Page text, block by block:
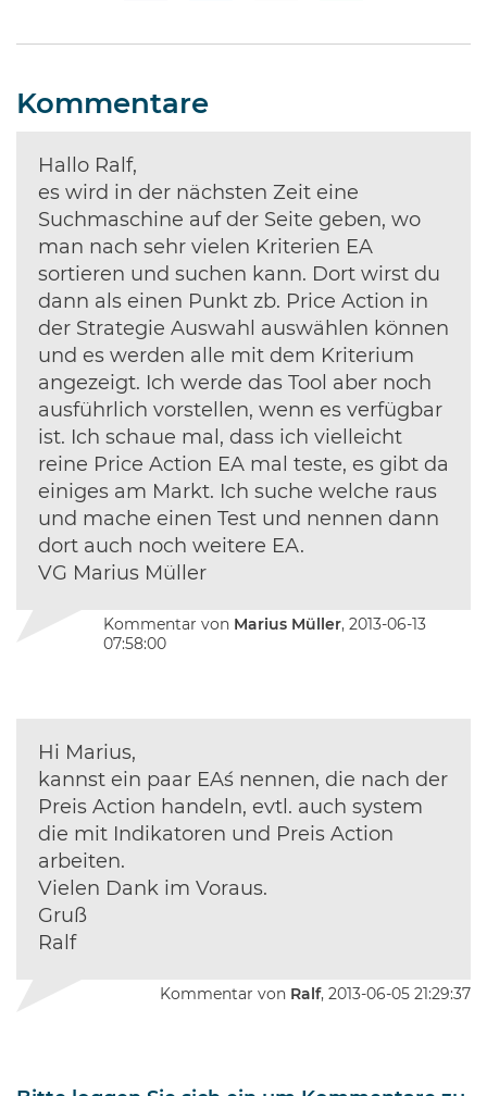
Kommentare
Hallo Ralf,
es wird in der nächsten Zeit eine
Suchmaschine auf der Seite geben, wo
man nach sehr vielen Kriterien EA
sortieren und suchen kann. Dort wirst du
dann als einen Punkt zb. Price Action in
der Strategie Auswahl auswählen können
und es werden alle mit dem Kriterium
angezeigt. Ich werde das Tool aber noch
ausführlich vorstellen, wenn es verfügbar
ist. Ich schaue mal, dass ich vielleicht
reine Price Action EA mal teste, es gibt da
einiges am Markt. Ich suche welche raus
und mache einen Test und nennen dann
dort auch noch weitere EA.
VG Marius Müller
Kommentar von Marius Müller, 2013-06-13
07:58:00
Hi Marius,
kannst ein paar EA´s nennen, die nach der
Preis Action handeln, evtl. auch system
die mit Indikatoren und Preis Action
arbeiten.
Vielen Dank im Voraus.
Gruß
Ralf
Kommentar von Ralf, 2013-06-05 21:29:37